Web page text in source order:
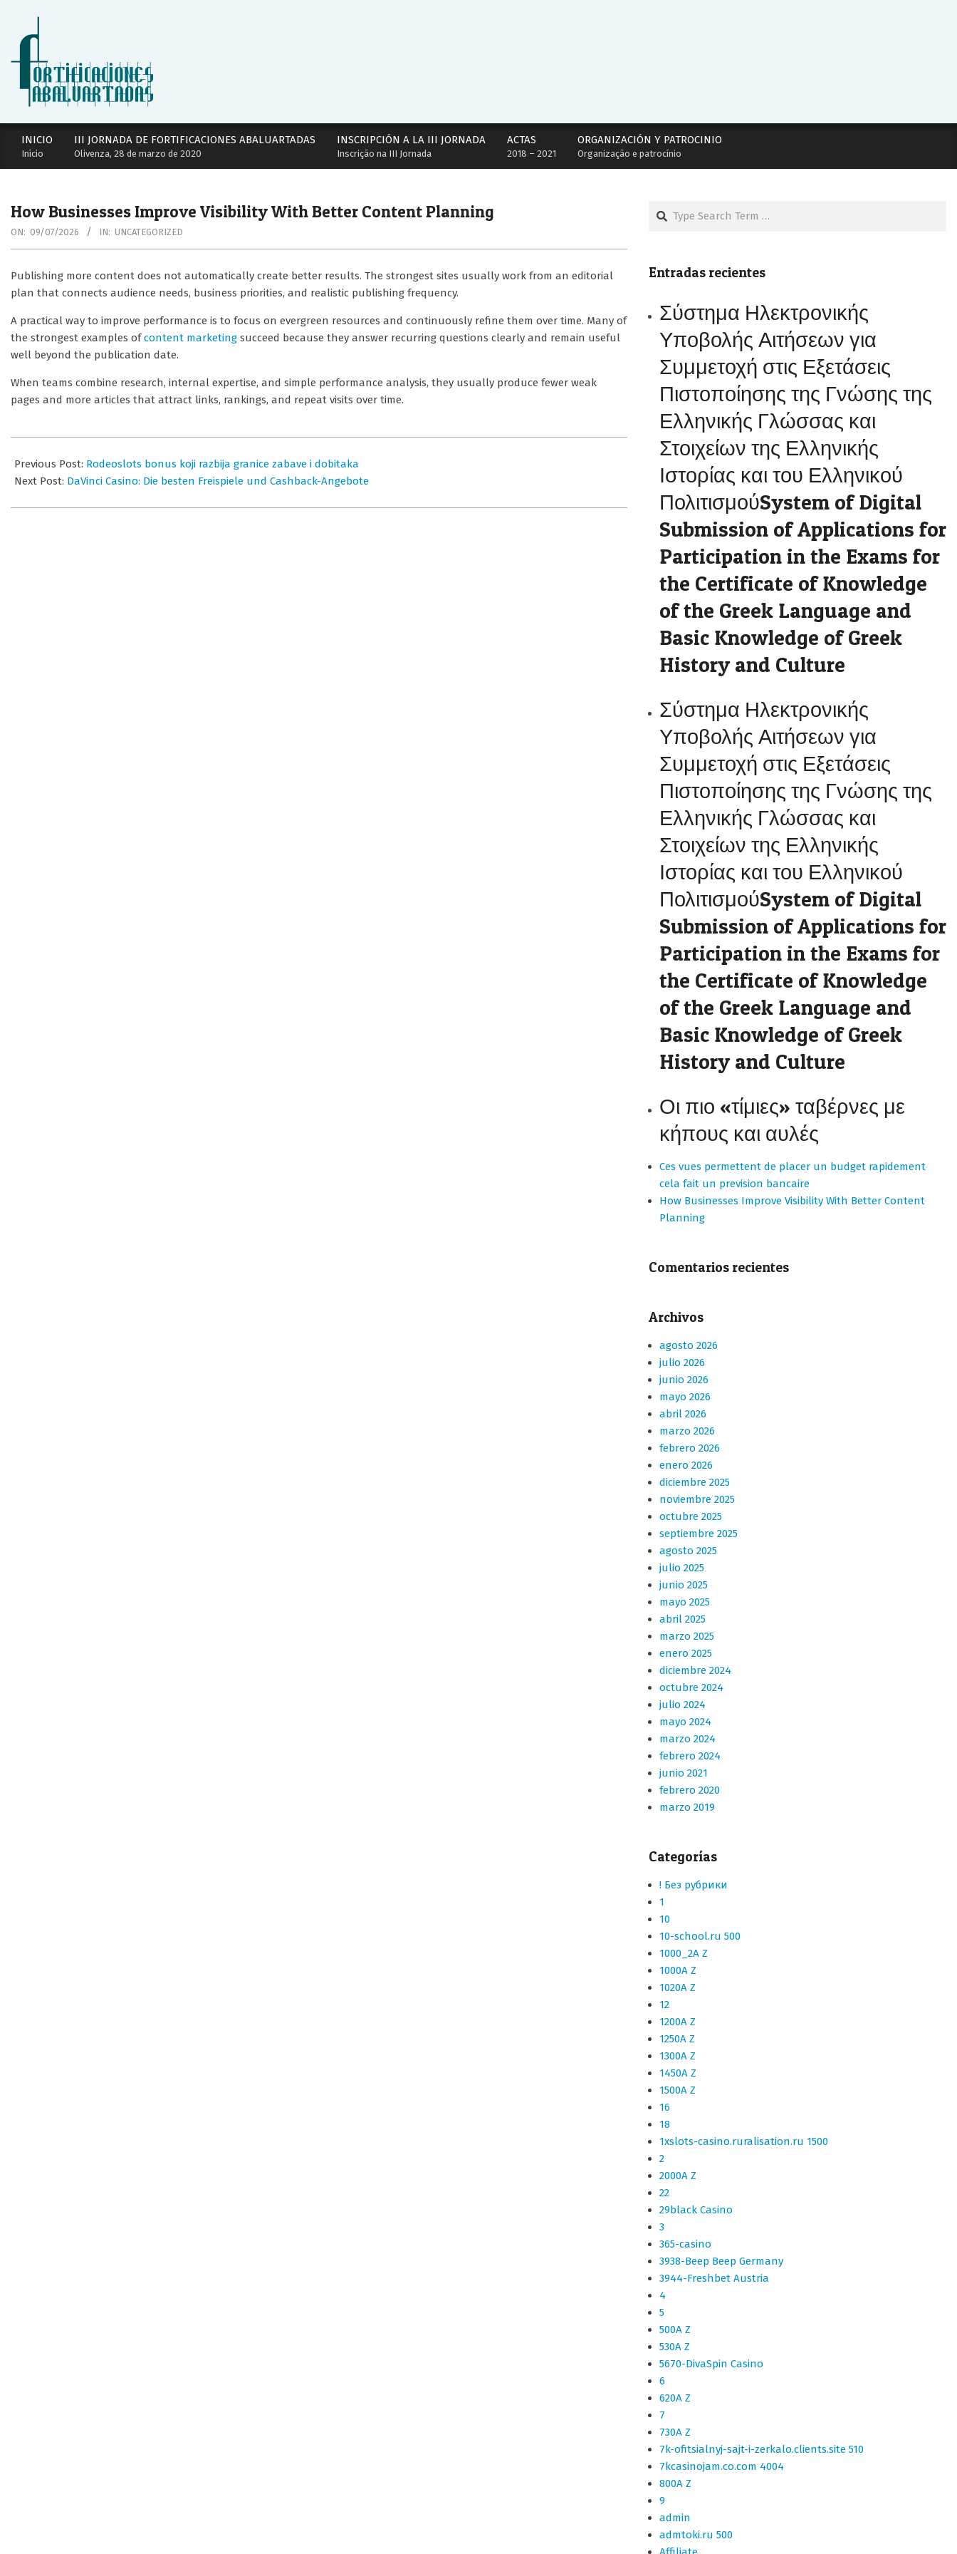
content
Navigation
Menu
INICIO
Início
III JORNADA DE FORTIFICACIONES ABALUARTADAS
Olivenza, 28 de marzo de 2020
INSCRIPCIÓN A LA III JORNADA
Inscrição na III Jornada
ACTAS
2018 – 2021
ORGANIZACIÓN Y PATROCINIO
Organização e patrocínio
How Businesses Improve Visibility With Better Content Planning
ON: 09/07/2026 IN: UNCATEGORIZED
Publishing more content does not automatically create better results. The strongest sites usually work from an editorial
plan that connects audience needs, business priorities, and realistic publishing frequency.
A practical way to improve performance is to focus on evergreen resources and continuously refine them over time. Many of
the strongest examples ofcontent marketing succeed because they answer recurring questions clearly and remain useful
well beyond the publication date.
When teams combine research, internal expertise, and simple performance analysis, they usually produce fewer weak
pages and more articles that attract links, rankings, and repeat visits over time.
07-
09
Previous Post: Rodeoslots bonus koji razbija granice zabave i dobitaka
Next Post: DaVinci Casino: Die besten Freispiele und Cashback-Angebote
Search
Entradas recientes
Σύστημα Ηλεκτρονικής
Υποβολής Αιτήσεων για
Συμμετοχή στις Εξετάσεις
Πιστοποίησης της Γνώσης της
Ελληνικής Γλώσσας και
Στοιχείων της Ελληνικής
Ιστορίας και του Ελληνικού
ΠολιτισμούSystem of Digital
Submission of Applications for
Participation in the Exams for
the Certificate of Knowledge
of the Greek Language and
Basic Knowledge of Greek
History and Culture
Σύστημα Ηλεκτρονικής
Υποβολής Αιτήσεων για
Συμμετοχή στις Εξετάσεις
Πιστοποίησης της Γνώσης της
Ελληνικής Γλώσσας και
Στοιχείων της Ελληνικής
Ιστορίας και του Ελληνικού
ΠολιτισμούSystem of Digital
Submission of Applications for
Participation in the Exams for
the Certificate of Knowledge
of the Greek Language and
Basic Knowledge of Greek
History and Culture
Οι πιο «τίμιες» ταβέρνες με
κήπους και αυλές
Ces vues permettent de placer un budget rapidement
cela fait un prevision bancaire
How Businesses Improve Visibility With Better Content
Planning
Comentarios recientes
Archivos
agosto 2026
julio 2026
junio 2026
mayo 2026
abril 2026
marzo 2026
febrero 2026
enero 2026
diciembre 2025
noviembre 2025
octubre 2025
septiembre 2025
agosto 2025
julio 2025
junio 2025
mayo 2025
abril 2025
marzo 2025
enero 2025
diciembre 2024
octubre 2024
julio 2024
mayo 2024
marzo 2024
febrero 2024
junio 2021
febrero 2020
marzo 2019
Categorías
! Без рубрики
1
10
10-school.ru 500
1000_2A Z
1000A Z
1020A Z
12
1200A Z
1250A Z
1300A Z
1450A Z
1500A Z
16
18
1xslots-casino.ruralisation.ru 1500
2
2000A Z
22
29black Casino
3
365-casino
3938-Beep Beep Germany
3944-Freshbet Austria
4
5
500A Z
530A Z
5670-DivaSpin Casino
6
620A Z
7
730A Z
7k-ofitsialnyj-sajt-i-zerkalo.clients.site 510
7kcasinojam.co.com 4004
800A Z
9
admin
admtoki.ru 500